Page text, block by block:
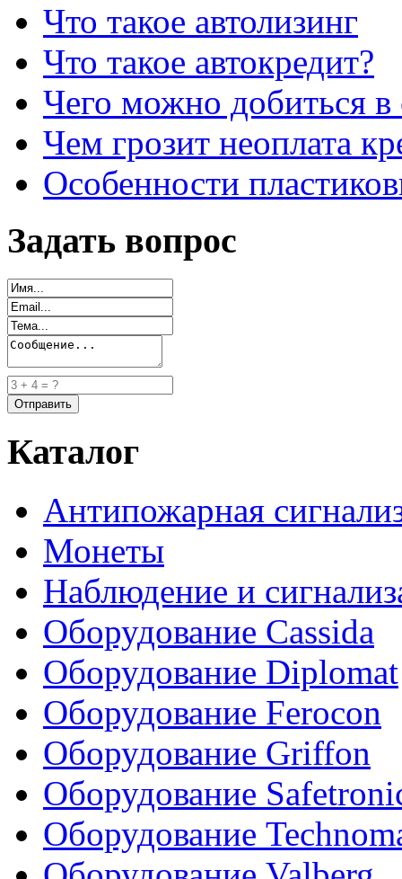
Что такое автолизинг
Что такое автокредит?
Чего можно добиться в
Чем грозит неоплата
Особенности
Задать вопрос
Каталог
Антипожарная
Монеты
Наблюдение и
Оборудование Cassida
Оборудование Diplomat
Оборудование Ferocon
Оборудование Griffon
Оборудование
Оборудование